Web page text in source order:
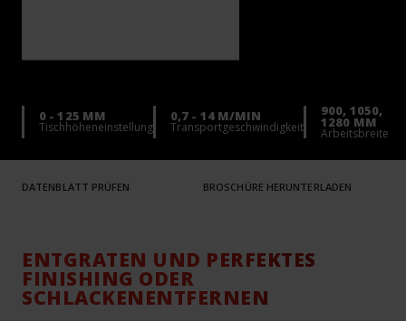
0 - 125 MM
Tischhöheneinstellung
0,7 - 14 M/MIN
Transportgeschwindigkeit
900, 1050,
1280 MM
Arbeitsbreite
DATENBLATT PRÜFEN BROSCHÜRE HERUNTERLADEN
ENTGRATEN UND PERFEKTES
FINISHING ODER
SCHLACKENENTFERNEN